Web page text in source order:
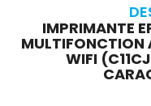
IMPRIMANTE
MULTIFONCTION
WIFI